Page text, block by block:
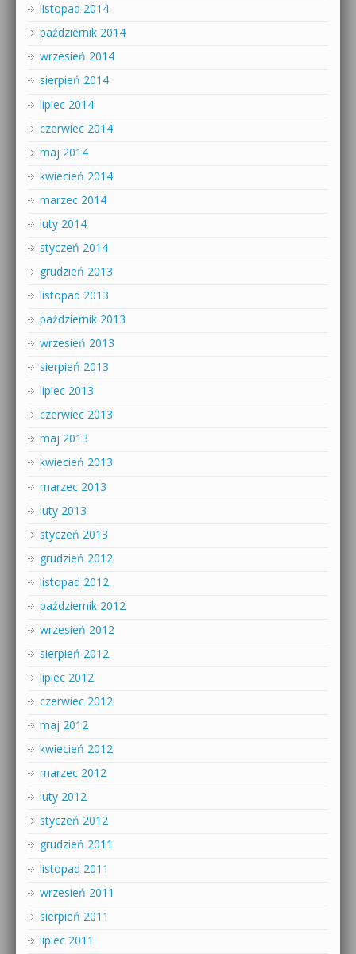
listopad 2014
październik 2014
wrzesień 2014
sierpień 2014
lipiec 2014
czerwiec 2014
maj 2014
kwiecień 2014
marzec 2014
luty 2014
styczeń 2014
grudzień 2013
listopad 2013
październik 2013
wrzesień 2013
sierpień 2013
lipiec 2013
czerwiec 2013
maj 2013
kwiecień 2013
marzec 2013
luty 2013
styczeń 2013
grudzień 2012
listopad 2012
październik 2012
wrzesień 2012
sierpień 2012
lipiec 2012
czerwiec 2012
maj 2012
kwiecień 2012
marzec 2012
luty 2012
styczeń 2012
grudzień 2011
listopad 2011
wrzesień 2011
sierpień 2011
lipiec 2011